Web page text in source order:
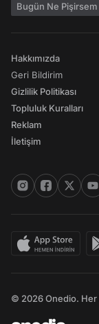
Bugün Ne Pişirsem
Hakkımızda
Geri Bildirim
Gizlilik Politikası
Topluluk Kuralları
Reklam
İletişim
© 2026 Onedio. Her